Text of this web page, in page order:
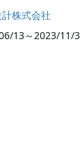
株式会社
13～2023/11/